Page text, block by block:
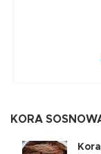
KORA
Kora